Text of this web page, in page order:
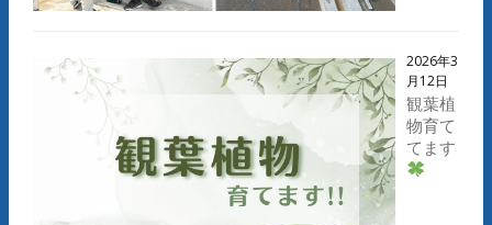
2026年3
月12日
観葉植
物育て
てます